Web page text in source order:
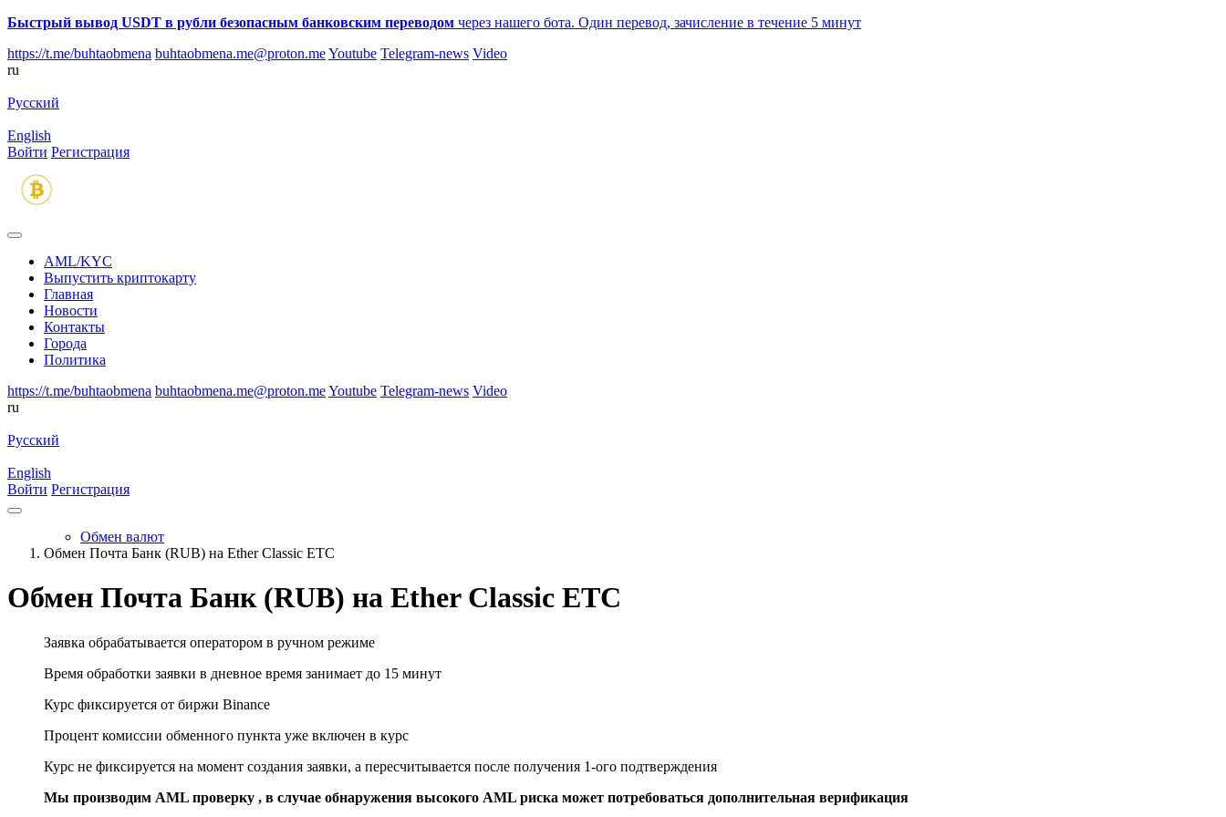
Быстрый вывод USDT в рубли безопасным банковским переводом через нашего бота. Один перевод, зачисление в течение 5 минут
https://t.me/buhtaobmena buhtaobmena.me@proton.meYoutube Telegram-news Video
ru
Русский
English
Войти Регистрация
AML/KYC
Выпустить криптокарту
Главная
Новости
Контакты
Города
Политика
https://t.me/buhtaobmena buhtaobmena.me@proton.meYoutube Telegram-news Video
ru
Русский
English
Войти Регистрация
Обмен валют
Обмен Почта Банк (RUB) на Ether Classic ETC
Обмен Почта Банк (RUB) на Ether Classic ETC
Заявка обрабатывается оператором в ручном режиме
Время обработки заявки в дневное время занимает до 15 минут
Курс фиксируется от биржи Binance
Процент комиссии обменного пункта уже включен в курс
Курс не фиксируется на момент создания заявки, а пересчитывается после получения 1-ого подтверждения
Мы производим AML проверку , в случае обнаружения высокого AML риска может потребоваться дополнительная верификация